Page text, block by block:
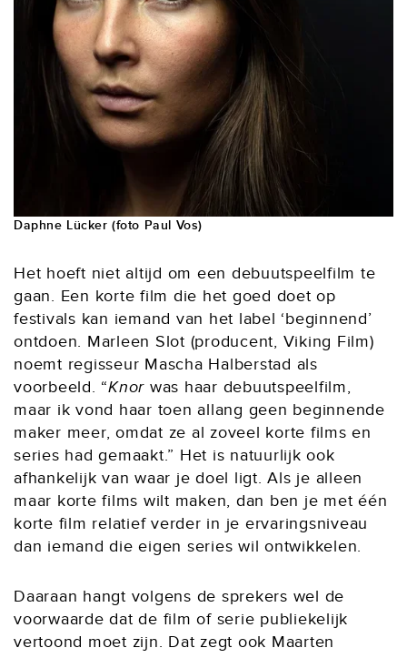
Daphne Lücker (foto Paul Vos)
Het hoeft niet altijd om een debuutspeelfilm te
gaan. Een korte film die het goed doet op
festivals kan iemand van het label ‘beginnend’
ontdoen. Marleen Slot (producent, Viking Film)
noemt regisseur Mascha Halberstad als
voorbeeld. “Knor was haar debuutspeelfilm,
maar ik vond haar toen allang geen beginnende
maker meer, omdat ze al zoveel korte films en
series had gemaakt.” Het is natuurlijk ook
afhankelijk van waar je doel ligt. Als je alleen
maar korte films wilt maken, dan ben je met één
korte film relatief verder in je ervaringsniveau
dan iemand die eigen series wil ontwikkelen.
Daaraan hangt volgens de sprekers wel de
voorwaarde dat de film of serie publiekelijk
vertoond moet zijn. Dat zegt ook Maarten